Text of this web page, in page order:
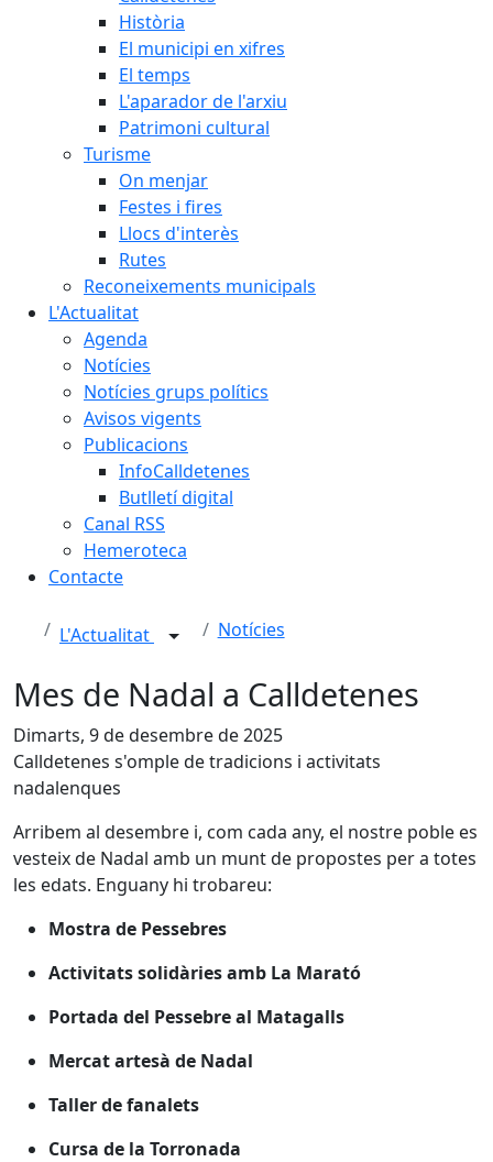
Història
El municipi en xifres
El temps
L'aparador de l'arxiu
Patrimoni cultural
Turisme
On menjar
Festes i fires
Llocs d'interès
Rutes
Reconeixements municipals
L'Actualitat
Agenda
Notícies
Notícies grups polítics
Avisos vigents
Publicacions
InfoCalldetenes
Butlletí digital
Canal RSS
Hemeroteca
Contacte
L'Actualitat Notícies
Mes de Nadal a Calldetenes
Dimarts, 9 de desembre de 2025
Calldetenes s'omple de tradicions i activitats
nadalenques
Arribem al desembre i, com cada any, el nostre poble es
vesteix de Nadal amb un munt de propostes per a totes
les edats. Enguany hi trobareu:
Mostra de Pessebres
Activitats solidàries amb La Marató
Portada del Pessebre al Matagalls
Mercat artesà de Nadal
Taller de fanalets
Cursa de la Torronada